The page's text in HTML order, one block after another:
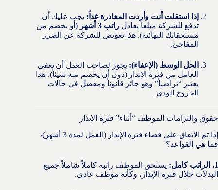
إذا استقلت أنت وأردت المغادرة غداً: يجب عليك أن
تدفع للشركة مبلغاً يعادل راتب 3 أشهر
(أو يخصم من
مستحقاتك النهائية). هذا تعويض للشركة عن الضرر
المفاجئ.
الحل الوسط (الإعفاء): يجوز لصاحب العمل أن يعفي
العامل من فترة الإنذار (دون أن يخصم منه شيئاً). هذا
يعتبر “تراضياً” وهو جائز قانوناً ومفضل في حالات
الخروج الودي.
حقوق والتزامات الموظف “أثناء” فترة الإنذار
إذا تم الاتفاق على قضاء فترة الإنذار (العمل لمدة 3 أشهر)،
فما هي القواعد؟
1. الراتب كامل:
يستحق الموظف راتبه كاملاً شاملاً جميع
البدلات خلال فترة الإنذار، وكأنه موظف عادي.